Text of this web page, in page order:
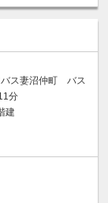
バス妻沼仲町 バス
分
建